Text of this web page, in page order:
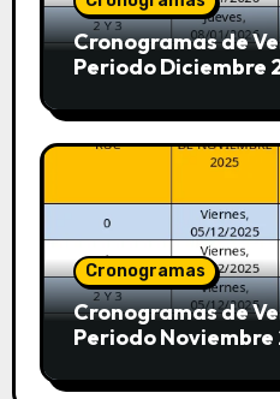
Cronogramas de
Periodo Diciembre
Cronogramas
Cronogramas de
Periodo Noviembre